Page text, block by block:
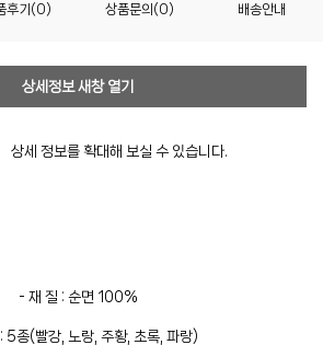
후기(0) 상품문의(0) 배송안내
상세정보 새창 열기
상세 정보를 확대해 보실 수 있습니다.
- 재 질 : 순면 100%
5종(빨강, 노랑, 주황, 초록, 파랑)